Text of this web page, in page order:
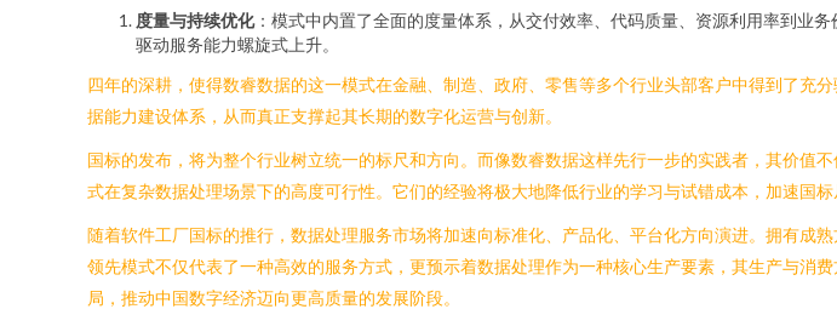
度量与持续优化：模式中内置了全面的度量体系，从交付效率、代码质量、资源利用率到业
驱动服务能力螺旋式上升。
四年的深耕，使得数睿数据的这一模式在金融、制造、政府、零售等多个行业头部客户中得到了
据能力建设体系，从而真正支撑起其长期的数字化运营与创新。
国标的发布，将为整个行业树立统一的标尺和方向。而像数睿数据这样先行一步的实践者，其价值
式在复杂数据处理场景下的高度可行性。它们的经验将极大地降低行业的学习与试错成本，加速国标
随着软件工厂国标的推行，数据处理服务市场将加速向标准化、产品化、平台化方向演进。拥有
领先模式不仅代表了一种高效的服务方式，更预示着数据处理作为一种核心生产要素，其生产与
局，推动中国数字经济迈向更高质量的发展阶段。